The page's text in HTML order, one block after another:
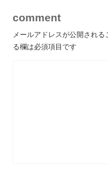
業者から意見を聞いてきまし
と整理されていて、非常に納
フローの試算に関して、表面
く、修繕費や出口戦略を踏ま
ていただけた点が大きな収穫
comment
メールアドレスが公開される
る欄は必須項目です